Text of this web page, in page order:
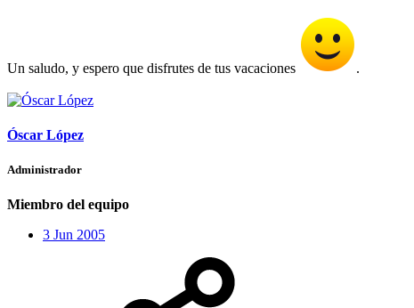
Un saludo, y espero que disfrutes de tus vacaciones .
Óscar López
Administrador
Miembro del equipo
3 Jun 2005